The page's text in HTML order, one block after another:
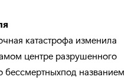
катастрофа изменила
центре разрушенного
бессмертныхпод названием